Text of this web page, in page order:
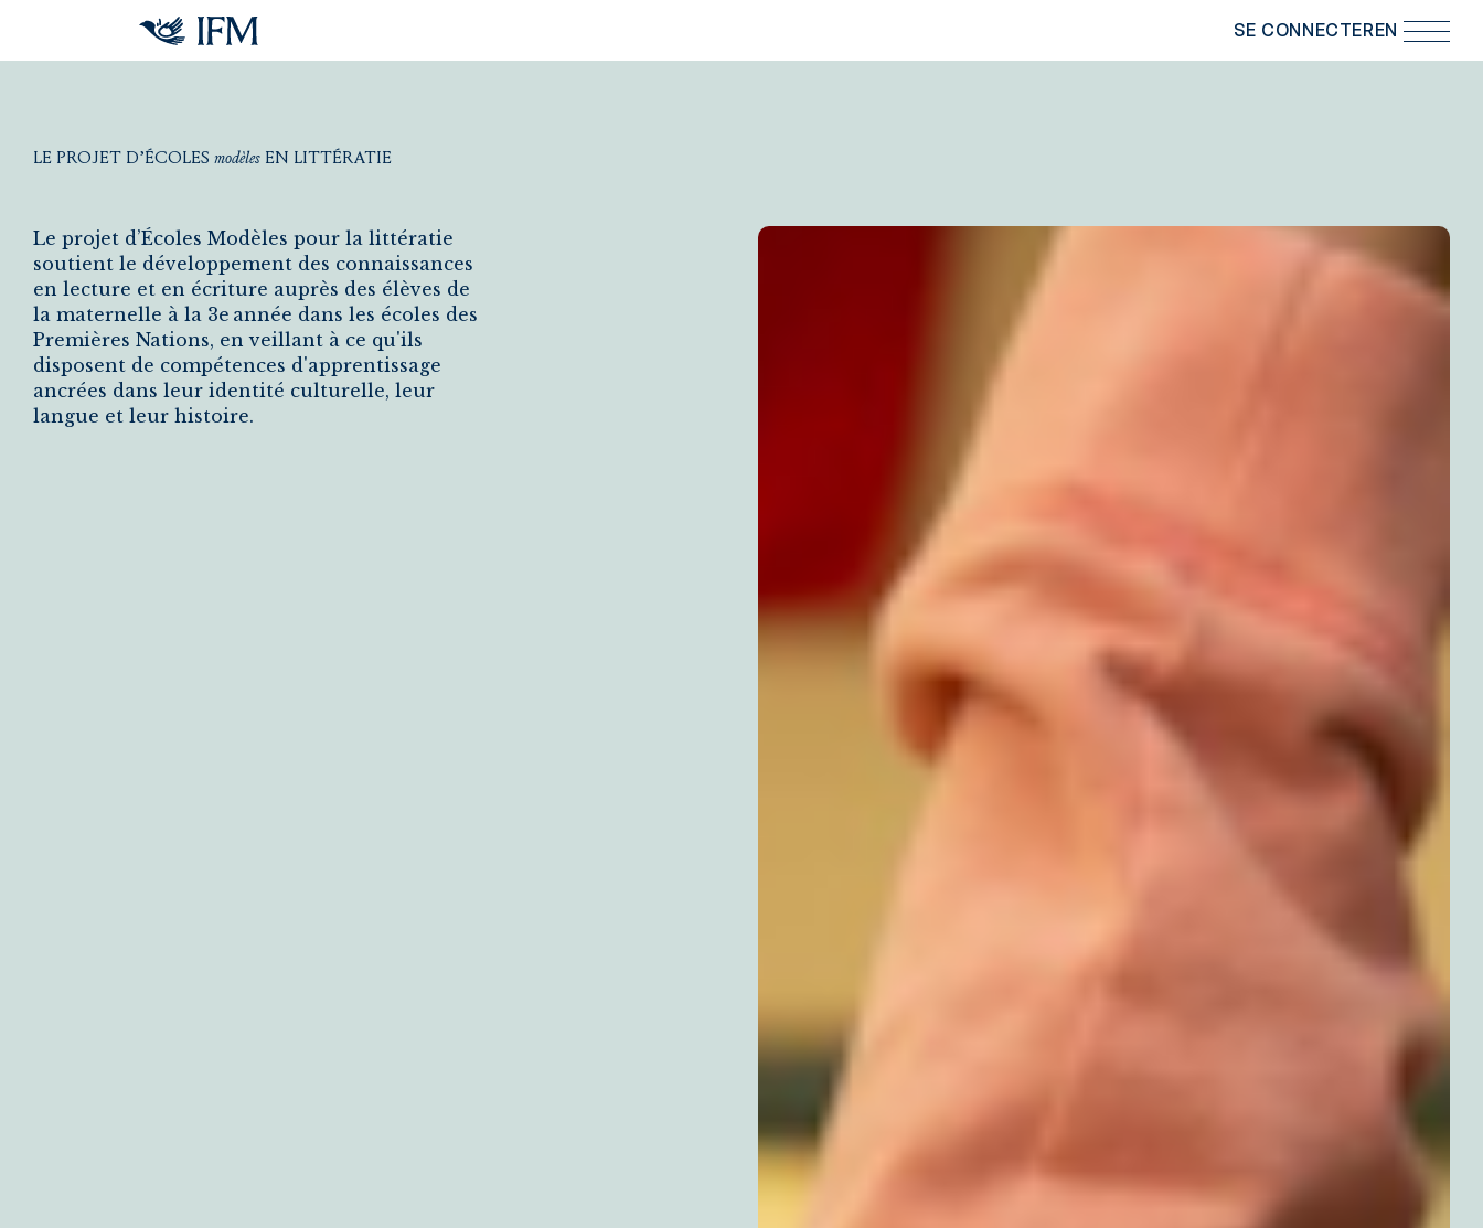
Aller au contenu principal SE CONNECTEREN
Le Projet d’écoles modèles en littératie
LE PROJET D’ÉCOLES modèles EN LITTÉRATIE
Le projet d’Écoles Modèles pour la littératie
soutient le développement des connaissances
en lecture et en écriture auprès des élèves de
la maternelle à la 3e année dans les écoles des
Premières Nations, en veillant à ce qu'ils
disposent de compétences d'apprentissage
ancrées dans leur identité culturelle, leur
langue et leur histoire.